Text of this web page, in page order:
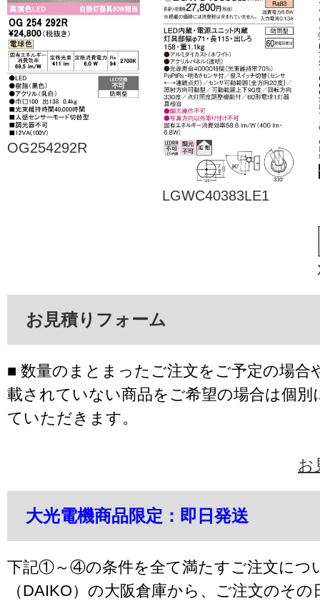
OG254292R
LGWC40383LE1
お見積りフォーム
■ 数量のまとまったご注文をご予定の場合
載されていない商品をご希望の場合は個別
ていただきます。
お
大光電機商品限定：即日発送
下記①～④の条件を全て満たすご注文につ
（DAIKO）の大阪倉庫から、ご注文のそ